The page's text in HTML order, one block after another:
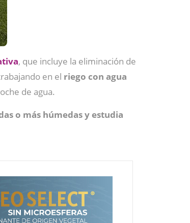
, que incluye la eliminación de
en el riego con agua
de agua.
o más húmedas y estudia